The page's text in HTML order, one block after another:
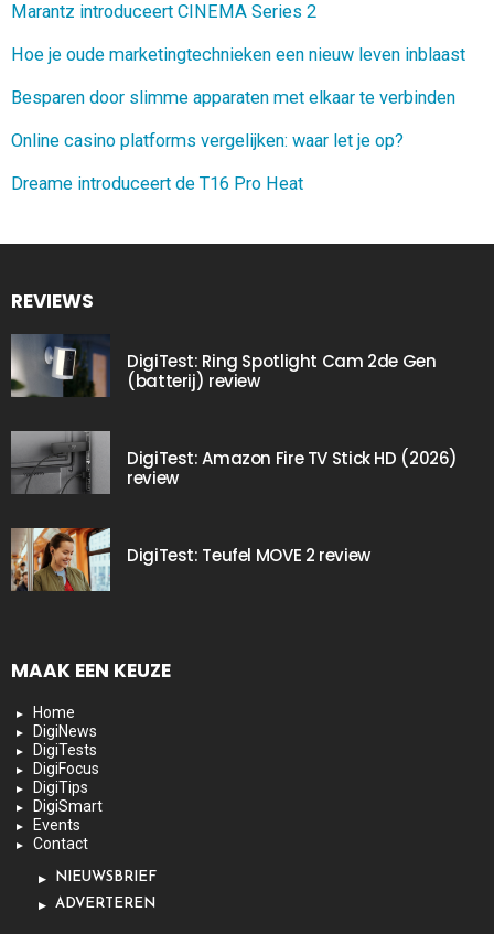
Marantz introduceert CINEMA Series 2
Hoe je oude marketingtechnieken een nieuw leven inblaast
Besparen door slimme apparaten met elkaar te verbinden
Online casino platforms vergelijken: waar let je op?
Dreame introduceert de T16 Pro Heat
REVIEWS
DigiTest: Ring Spotlight Cam 2de Gen
(batterij) review
DigiTest: Amazon Fire TV Stick HD (2026)
review
DigiTest: Teufel MOVE 2 review
MAAK EEN KEUZE
Home
DigiNews
DigiTests
DigiFocus
DigiTips
DigiSmart
Events
Contact
NIEUWSBRIEF
ADVERTEREN